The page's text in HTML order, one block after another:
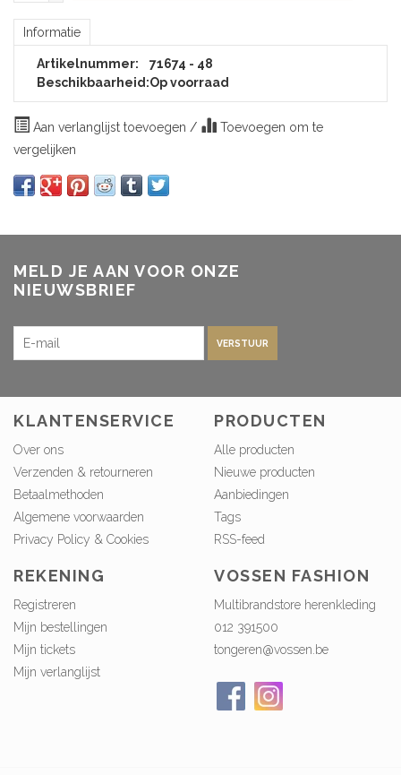
Informatie
Artikelnummer:
71674 - 48
Beschikbaarheid:Op voorraad
Aan verlanglijst toevoegen /
Toevoegen om te
vergelijken
MELD JE AAN VOOR ONZE
NIEUWSBRIEF
VERSTUUR
KLANTENSERVICE
Over ons
Verzenden & retourneren
Betaalmethoden
Algemene voorwaarden
Privacy Policy & Cookies
PRODUCTEN
Alle producten
Nieuwe producten
Aanbiedingen
Tags
RSS-feed
REKENING
Registreren
Mijn bestellingen
Mijn tickets
Mijn verlanglijst
VOSSEN FASHION
Multibrandstore herenkleding
012 391500
tongeren@vossen.be